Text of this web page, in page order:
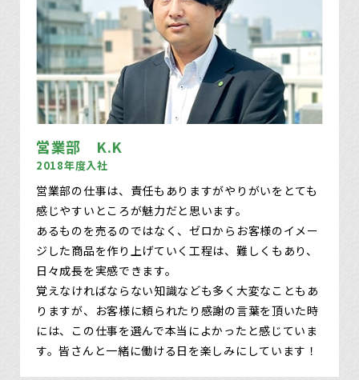
営業部 K.K
2018年度入社
営業部の仕事は、責任もありますがやりがいをとても
感じやすいところが魅力だと思います。
あるものを売るのではなく、ゼロからお客様のイメー
ジした商品を作り上げていく工程は、難しくもあり、
日々成長を実感できます。
覚えなければならない知識なども多く大変なこともあ
りますが、お客様に頼られたり感謝の言葉を頂いた時
には、この仕事を選んで本当によかったと感じていま
す。皆さんと一緒に働ける日を楽しみにしています！